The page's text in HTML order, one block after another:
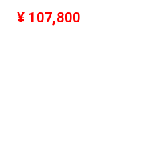
¥ 107,800